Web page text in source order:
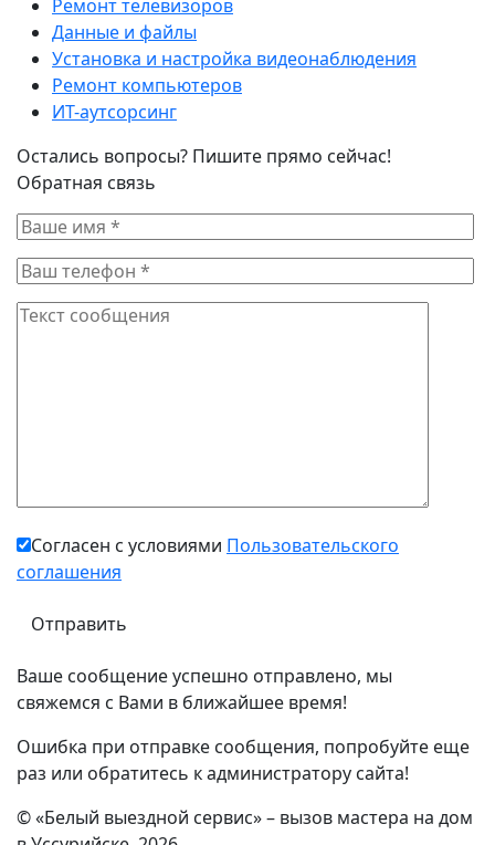
Ремонт телевизоров
Данные и файлы
Установка и настройка видеонаблюдения
Ремонт компьютеров
ИТ-аутсорсинг
Остались вопросы? Пишите прямо сейчас!
Обратная связь
Согласен с условиями Пользовательского
соглашения
Ваше сообщение успешно отправлено, мы
свяжемся с Вами в ближайшее время!
Ошибка при отправке сообщения, попробуйте еще
раз или обратитесь к администратору сайта!
© «Белый выездной сервис» – вызов мастера на дом